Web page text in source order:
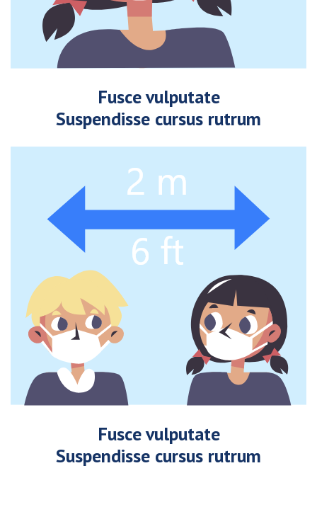
Fusce vulputate
Suspendisse cursus rutrum
Fusce vulputate
Suspendisse cursus rutrum